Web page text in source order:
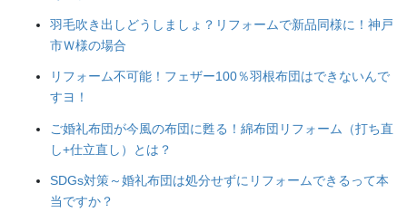
羽毛吹き出しどうしましょ？リフォームで新品同様に！神戸
市Ｗ様の場合
リフォーム不可能！フェザー100％羽根布団はできないんで
すヨ！
ご婚礼布団が今風の布団に甦る！綿布団リフォーム（打ち直
し+仕立直し）とは？
SDGs対策～婚礼布団は処分せずにリフォームできるって本
当ですか？